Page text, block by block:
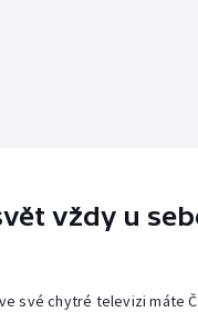
vždy u
své chytré televizi máte